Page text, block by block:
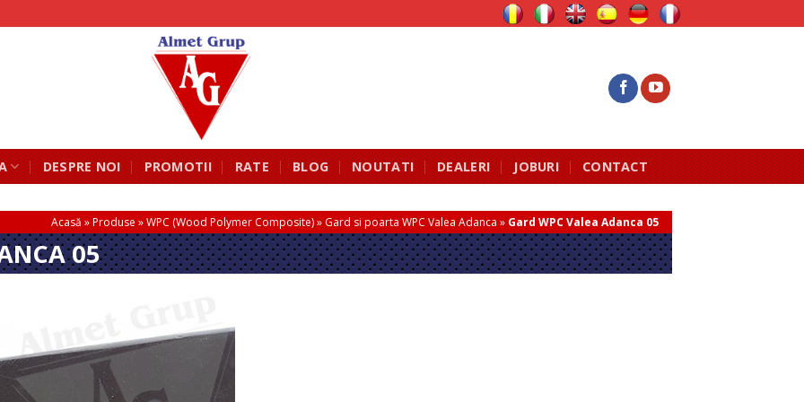
DESPRE NOI PROMOTII RATE BLOG NOUTATI DEALERI JOBURI CONTACT
Acasă »Produse »WPC (Wood Polymer Composite)» Gard si poarta WPC Valea Adanca » Gard WPC Valea Adanca 05
05